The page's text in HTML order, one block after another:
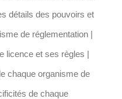
détails des pouvoirs et
de réglementation |
licence et ses règles |
chaque organisme de
de chaque